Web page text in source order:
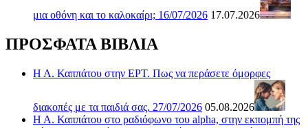
μια οθόνη και το καλοκαίρι; 16/07/2026 17.07.2026
ΠΡΟΣΦΑΤΑ ΒΙΒΛΙΑ
Η Α. Καππάτου στην ΕΡΤ. Πως να περάσετε όμορφες
διακοπές με τα παιδιά σας. 27/07/2026 05.08.2026
Η Α. Καππάτου στο ραδιόφωνο του alpha, στην εκπομπή της